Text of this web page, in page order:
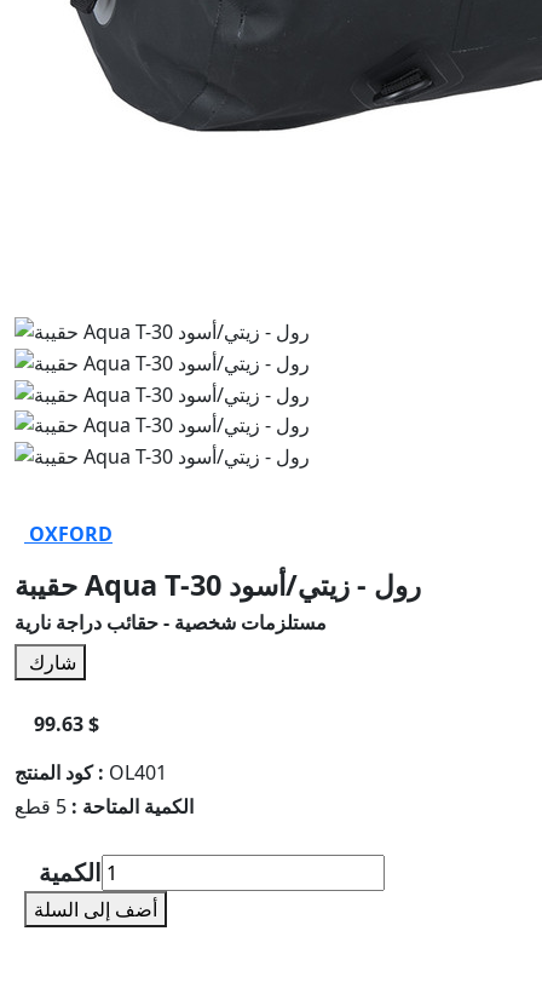
OXFORD
حقيبة Aqua T-30 رول - زيتي/أسود
مستلزمات شخصية - حقائب دراجة نارية
شارك
99.63 $
كود المنتج : OL401
الكمية المتاحة : 5 قطع
الكمية
أضف إلى السلة